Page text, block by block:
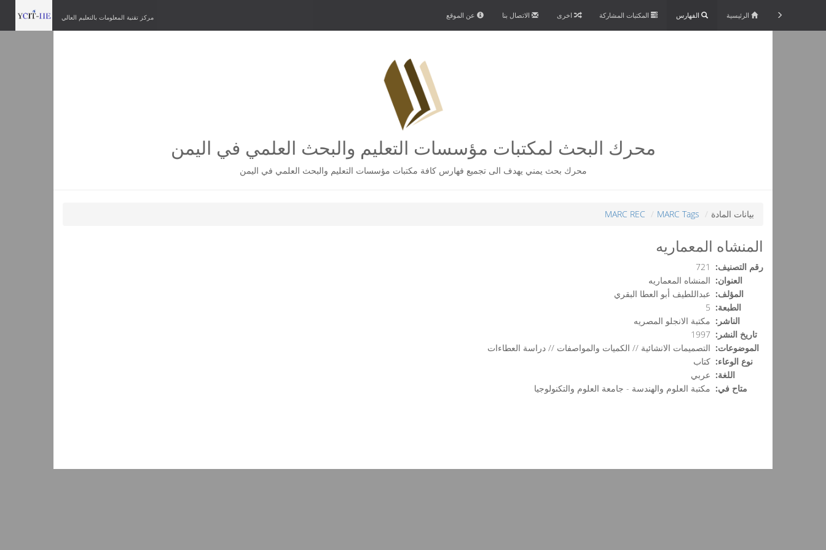
مركز تقنية المعلومات بالتعليم العالي عن الموقع الاتصال بنا اخرى المكتبات المشاركة الفهارس الرئيسية
محرك البحث لمكتبات مؤسسات التعليم والبحث العلمي في اليمن
محرك بحث يمني يهدف الى تجميع فهارس كافة مكتبات مؤسسات التعليم والبحث العلمي في اليمن
بيانات المادة MARC Tags
MARC REC
المنشاه المعماريه
رقم التصنيف:
721
العنوان: المنشاه المعماريه
المؤلف: عبداللطيف أبو العطا البقري
الطبعة: 5
الناشر: مكتبة الانجلو المصريه
تاريخ النشر: 1997
الموضوعات: التصميمات الانشائية // الكميات والمواصفات // دراسة العطاءات
نوع الوعاء: كتاب
اللغة: عربي
متاح في: مكتبة العلوم والهندسة - جامعة العلوم والتكنولوجيا